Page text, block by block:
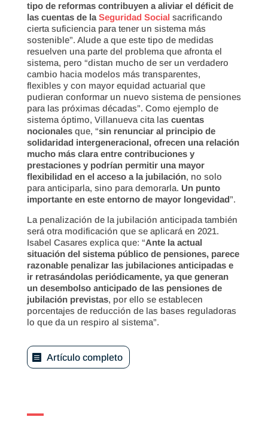
tipo de reformas contribuyen a aliviar el déficit de
las cuentas de la Seguridad Social sacrificando
cierta suficiencia para tener un sistema más
sostenible”. Alude a que este tipo de medidas
resuelven una parte del problema que afronta el
sistema, pero “distan mucho de ser un verdadero
cambio hacia modelos más transparentes,
flexibles y con mayor equidad actuarial que
pudieran conformar un nuevo sistema de pensiones
para las próximas décadas”. Como ejemplo de
sistema óptimo, Villanueva cita las cuentas
nocionalesque, “sin renunciar al principio de
solidaridad intergeneracional, ofrecen una relación
mucho más clara entre contribuciones y
prestaciones y podrían permitir una mayor
flexibilidad en el acceso a la jubilación, no solo
para anticiparla, sino para demorarla. Un punto
importante en este entorno de mayor longevidad”.
La penalización de la jubilación anticipada también
será otra modificación que se aplicará en 2021.
Isabel Casares explica que: “Ante la actual
situación del sistema público de pensiones, parece
razonable penalizar las jubilaciones anticipadas e
ir retrasándolas periódicamente, ya que generan
un desembolso anticipado de las pensiones de
jubilación previstas, por ello se establecen
porcentajes de reducción de las bases reguladoras
lo que da un respiro al sistema”.
Artículo completo